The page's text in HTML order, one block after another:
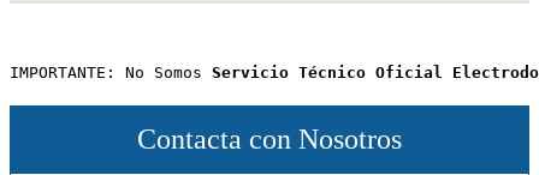
IMPORTANTE: No Somos Servicio Técnico Oficial
Contacta con Nosotros